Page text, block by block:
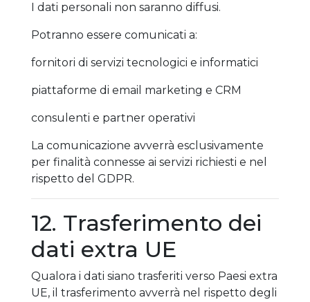
I dati personali non saranno diffusi.
Potranno essere comunicati a:
fornitori di servizi tecnologici e informatici
piattaforme di email marketing e CRM
consulenti e partner operativi
La comunicazione avverrà esclusivamente
per finalità connesse ai servizi richiesti e nel
rispetto del GDPR.
12. Trasferimento dei
dati extra UE
Qualora i dati siano trasferiti verso Paesi extra
UE, il trasferimento avverrà nel rispetto degli